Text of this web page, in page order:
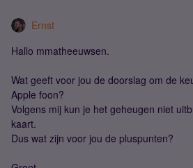
Ernst
Hallo mmatheeuwsen.
Wat geeft voor jou de doorslag om de
Apple foon?
Volgens mij kun je het geheugen niet
kaart.
Dus wat zijn voor jou de pluspunten?